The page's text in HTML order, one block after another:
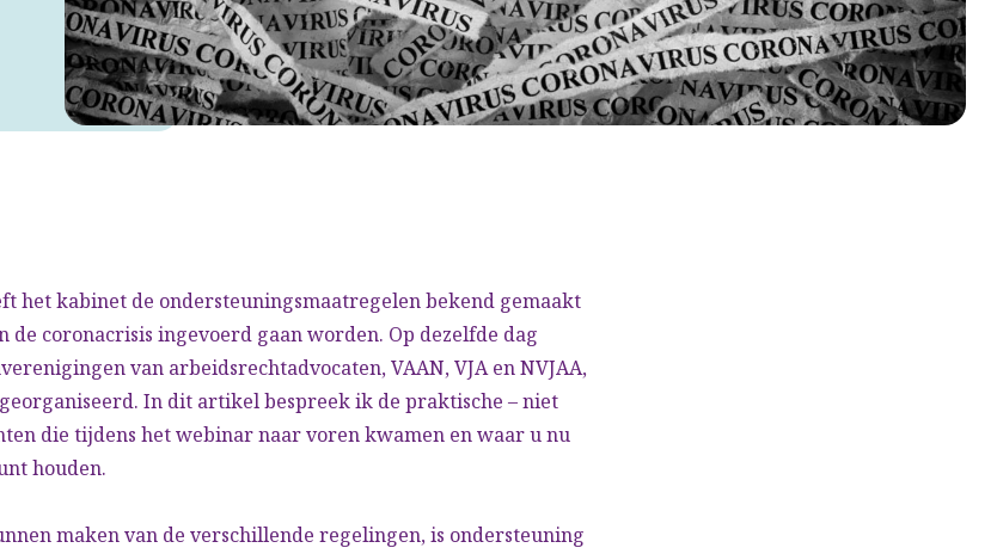
het kabinet de ondersteuningsmaatregelen bekend gemaakt
de coronacrisis ingevoerd gaan worden. Op dezelfde dag
van arbeidsrechtadvocaten, VAAN, VJA en NVJAA,
georganiseerd. In dit artikel bespreek ik de praktische – niet
die tijdens het webinar naar voren kwamen en waar u nu
houden.
maken van de verschillende regelingen, is ondersteuning